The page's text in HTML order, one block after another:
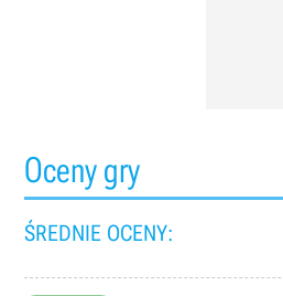
Oceny gry
ŚREDNIE OCENY: